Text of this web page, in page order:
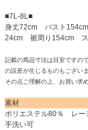
■7L-8L■
身丈72cm バスト
24cm 裾周り154cm ス
記載の商品寸法は目安ですの
の誤差が生じるものもございま
その点ご理解の上、お買い求
素材
ポリエステル80％ レ
手洗い可